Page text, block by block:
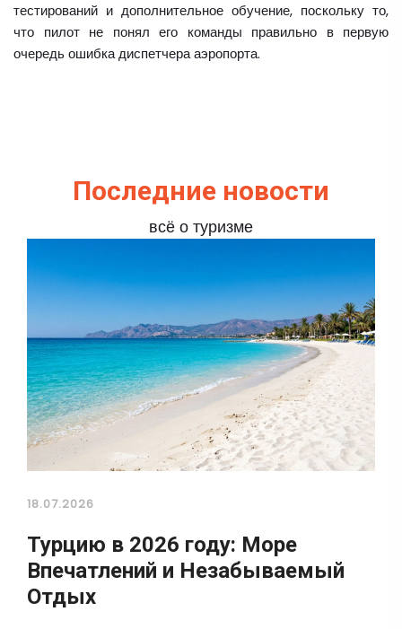
тестирований и дополнительное обучение, поскольку то,
что пилот не понял его команды правильно в первую
очередь ошибка диспетчера аэропорта.
Последние новости
всё о туризме
18.07.2026
Турцию в 2026 году: Море
Впечатлений и Незабываемый
Отдых